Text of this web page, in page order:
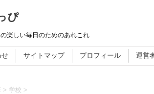
ぴ
楽しい毎日のためのあれこれ
せ サイトマップ プロフィール 運営
> 学校 >